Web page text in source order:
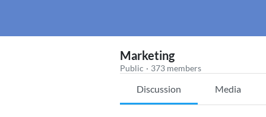
Marketing
Public · 373 members
Discussion Media